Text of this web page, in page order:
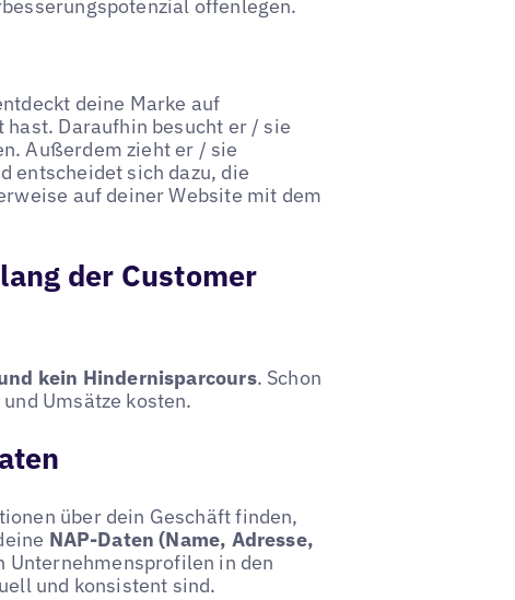
offenlegen.
deine Marke auf
hast. Daraufhin besucht er / sie
Außerdem zieht er / sie
entscheidet sich dazu, die
auf deiner Website mit dem
der Customer
kein Hindernisparcours. Schon
Umsätze kosten.
über dein Geschäft finden,
NAP-Daten (Name, Adresse,
Unternehmensprofilen in den
und konsistent sind.